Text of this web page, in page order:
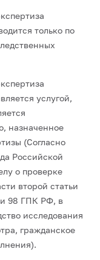
только по
услугой,
назначенное
(Согласно
Российской
о проверке
второй статьи
98 ГПК РФ, в
исследования
гражданское